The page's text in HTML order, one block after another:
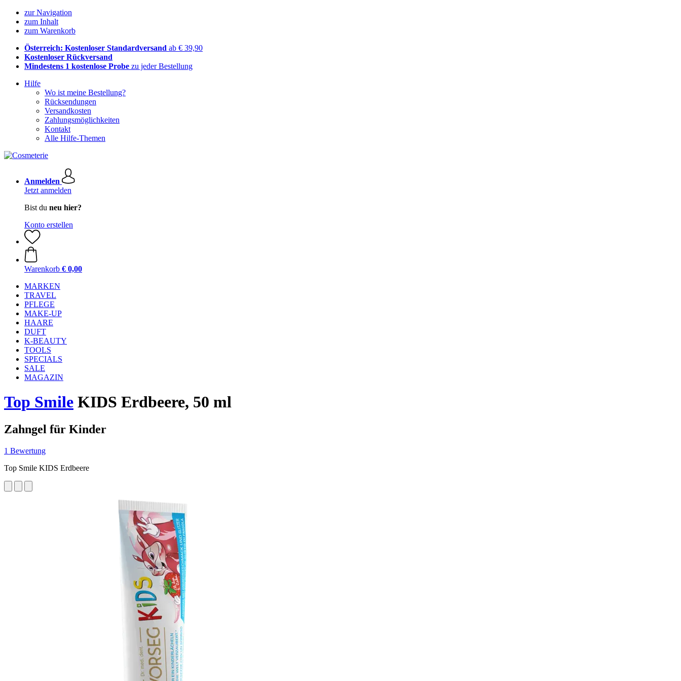
zur Navigation
zum Inhalt
zum Warenkorb
Österreich: Kostenloser Standardversand ab € 39,90
Kostenloser Rückversand
Mindestens 1 kostenlose Probe zu jeder Bestellung
Hilfe
Wo ist meine Bestellung?
Rücksendungen
Versandkosten
Zahlungsmöglichkeiten
Kontakt
Alle Hilfe-Themen
Anmelden
Jetzt anmelden
Bist du neu hier?
Konto erstellen
Warenkorb € 0,00
MARKEN
TRAVEL
PFLEGE
MAKE-UP
HAARE
DUFT
K-BEAUTY
TOOLS
SPECIALS
SALE
MAGAZIN
Top Smile KIDS Erdbeere, 50 ml
Zahngel für Kinder
1 Bewertung
Top Smile KIDS Erdbeere